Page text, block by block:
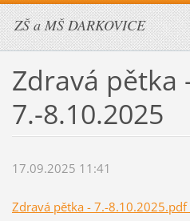
ZŠ a MŠ DARKOVICE
Zdravá pětka
7.-8.10.2025
17.09.2025 11:41
Zdravá pětka - 7.-8.10.2025.pdf